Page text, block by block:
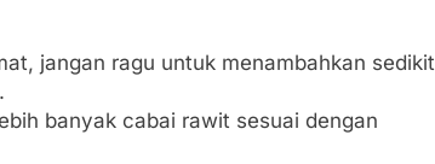
jangan ragu untuk menambahkan sedikit
banyak cabai rawit sesuai dengan